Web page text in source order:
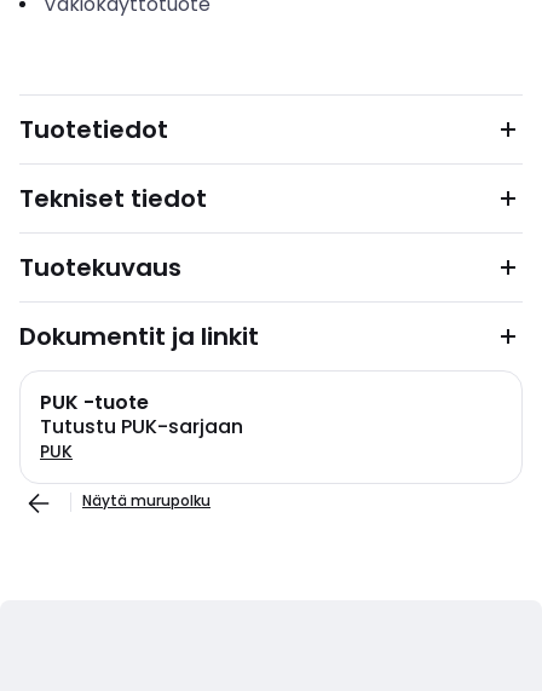
Tuotetiedot
Tekniset tiedot
Tuotekuvaus
Dokumentit ja linkit
PUK -tuote
Tutustu PUK-sarjaan
PUK
Näytä murupolku